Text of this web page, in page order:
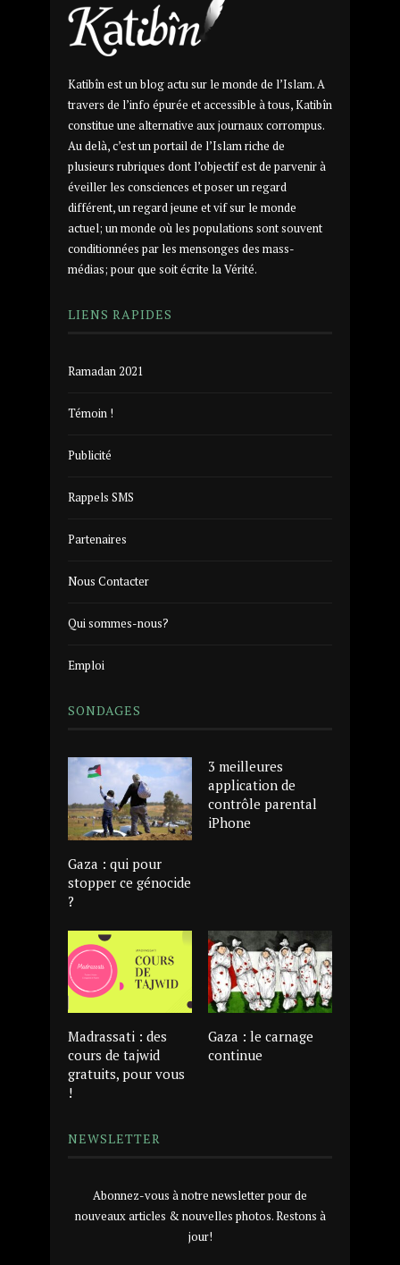
Katibîn est un blog actu sur le monde de l’Islam. A
travers de l’info épurée et accessible à tous, Katibîn
constitue une alternative aux journaux corrompus.
Au delà, c’est un portail de l’Islam riche de
plusieurs rubriques dont l’objectif est de parvenir à
éveiller les consciences et poser un regard
différent, un regard jeune et vif sur le monde
actuel; un monde où les populations sont souvent
conditionnées par les mensonges des mass-
médias; pour que soit écrite la Vérité.
LIENS RAPIDES
Ramadan 2021
Témoin !
Publicité
Rappels SMS
Partenaires
Nous Contacter
Qui sommes-nous?
Emploi
SONDAGES
Gaza : qui pour
stopper ce génocide
?
3 meilleures
application de
contrôle parental
iPhone
Madrassati : des
cours de tajwid
gratuits, pour vous
!
Gaza : le carnage
continue
NEWSLETTER
Abonnez-vous à notre newsletter pour de
nouveaux articles & nouvelles photos. Restons à
jour!